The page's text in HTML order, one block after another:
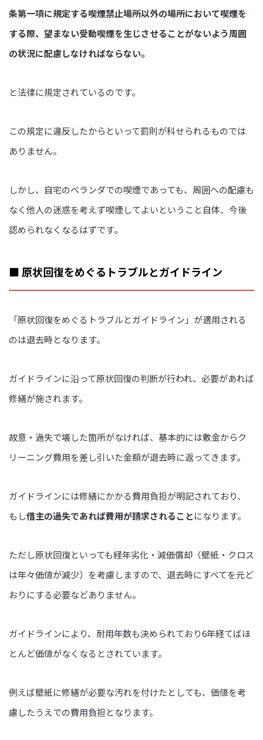
条第一項に規定する喫煙禁止場所以外の場所において喫煙を
する際、望まない受動喫煙を生じさせることがないよう周囲
の状況に配慮しなければならない。
と法律に規定されているのです。
この規定に違反したからといって罰則が科せられるものでは
ありません。
しかし、自宅のベランダでの喫煙であっても、周囲への配慮も
なく他人の迷惑を考えず喫煙してよいということ自体、今後
認められなくなるはずです。
■ 原状回復をめぐるトラブルとガイドライン
「原状回復をめぐるトラブルとガイドライン」が適用される
のは退去時となります。
ガイドラインに沿って原状回復の判断が行われ、必要があれば
修繕が施されます。
故意・過失で壊した箇所がなければ、基本的には敷金からク
リーニング費用を差し引いた金額が退去時に返ってきます。
ガイドラインには修繕にかかる費用負担が明記されており、
もし借主の過失であれば費用が請求されることになります。
ただし原状回復といっても経年劣化・減価償却（壁紙・クロス
は年々価値が減少）を考慮しますので、退去時にすべてを元ど
おりにする必要などありません。
ガイドラインにより、耐用年数も決められており6年経てばほ
とんど価値がなくなるとされています。
例えば壁紙に修繕が必要な汚れを付けたとしても、価値を考
慮したうえでの費用負担となります。